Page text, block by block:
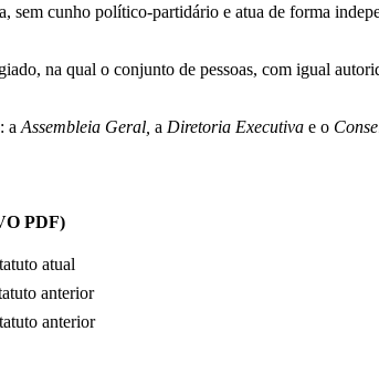
sem cunho político-partidário e atua de forma
na qual o conjunto de pessoas, com igual
a Assembleia Geral, a Diretoria Executiva e o
PDF)
atual
anterior
anterior